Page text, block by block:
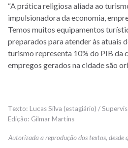
“A prática religiosa aliada ao
impulsionadora da economia,
Temos muitos equipamentos
preparados para atender às atuais
turismo representa 10% do PIB da
empregos gerados na cidade são
Lucas Silva (estagiário) /
Gilmar Martins